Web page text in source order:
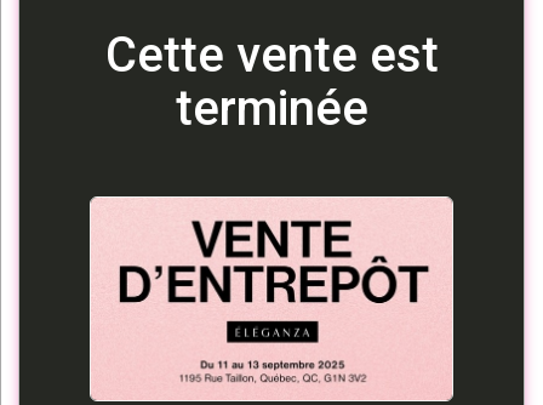
Cette vente est
terminée